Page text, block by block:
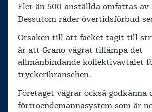
Fler än 500 anställda omfattas av
Dessutom råder övertidsförbud
Orsaken till att facket tagit till
är att Grano vägrat tillämpa det
allmänbindande kollektivavtalet
tryckeribranschen.
Företaget vägrar också godkänna
förtroendemannasystem som är